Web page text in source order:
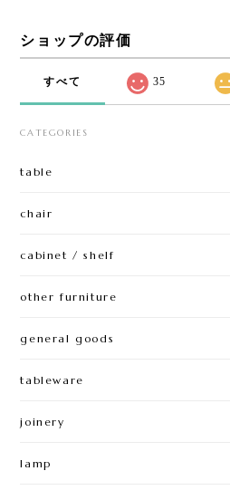
ショップの評価
すべて 35
CATEGORIES
table
chair
cabinet / shelf
other furniture
general goods
tableware
joinery
lamp